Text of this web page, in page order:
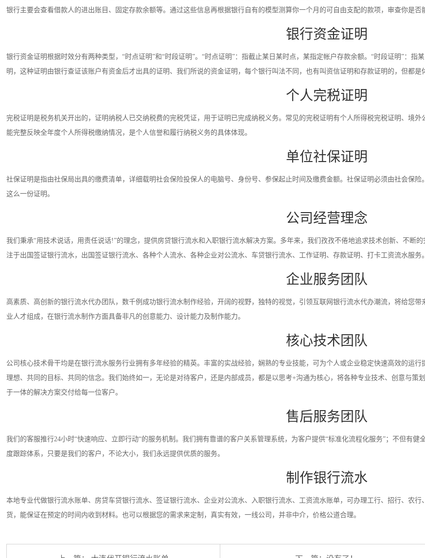
银行主要会查看借款人的进出账目、固定存款余额等。通过这些信息再根据银行自有的模型测算你一个月的可自由支配的款项，审查你是否
银行资金证明
银行资金证明根据时效分有两种类型，“时点证明”和“时段证明”。“时点证明”：指截止某日某时点，某指定帐户存款余额。“时段证明”：
明，这种证明由银行查证该账户有资金后才出具的证明、我们所说的资金证明，每个银行叫法不同，也有叫资信证明和存款证明的，但都是
个人完税证明
完税证明是税务机关开出的，证明纳税人已交纳税费的完税凭证，用于证明已完成纳税义务。常见的完税证明有个人所得税完税证明、境
能完整反映全年度个人所得税缴纳情况，是个人信誉和履行纳税义务的具体体现。
单位社保证明
社保证明是指由社保局出具的缴费清单，详细载明社会保险投保人的电脑号、身份号、参保起止时间及缴费金额。社保证明必须由社会保
这么一份证明。
公司经营理念
我们秉承“用技术说话，用责任说话!”的理念，提供房贷银行流水和入职银行流水解决方案。多年来，我们孜孜不倦地追求技术创新、不断
注于出国签证银行流水，出国签证银行流水、各种个人流水、各种企业对公流水、车贷银行流水、工作证明、存款证明、打卡工资流水服务。
企业服务团队
高素质、高创新的银行流水代办团队，数千例成功银行流水制作经验，开阔的视野，独特的视觉，引领互联网银行流水代办潮流，将给您
业人才组成，在银行流水制作方面具备非凡的创意能力、设计能力及制作能力。
核心技术团队
公司核心技术骨干均是在银行流水服务行业拥有多年经验的精英。丰富的实战经验，娴熟的专业技能，可为个人或企业稳定快速高效的运
理想、共同的目标、共同的信念。我们始终如一，无论是对待客户，还是内部成员，都是以思考+沟通为核心，将各种专业技术、创意与
于一体的解决方案交付给每一位客户。
售后服务团队
我们的客服推行24小时“快速响应、立即行动“的服务机制。我们拥有靠谱的客户关系管理系统，为客户提供“标准化流程化服务”；不但有
度跟踪体系，只要是我们的客户，不论大小，我们永远提供优质的服务。
制作银行流水
本地专业代做银行流水账单、房贷车贷银行流水、签证银行流水、企业对公流水、入职银行流水、工资流水账单，可办理工行、招行、农
货，能保证在预定的时间内收到材料。也可以根据您的需求来定制，真实有效，一线公司，并非中介，价格公道合理。